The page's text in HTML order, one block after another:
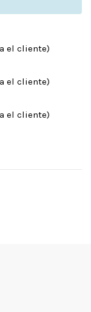
el cliente)
el cliente)
el cliente)